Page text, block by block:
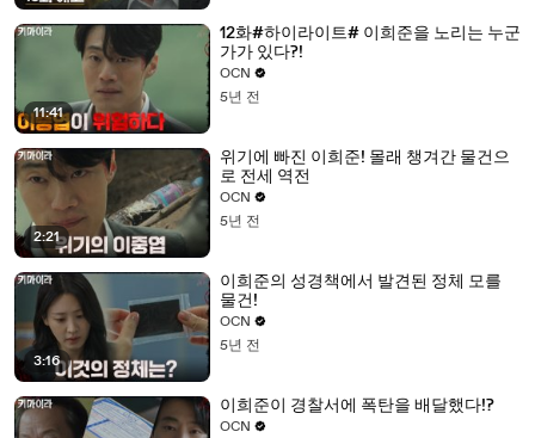
11:41
12화#하이라이트# 이희준을 노리는 누군
가가 있다?!
OCN
5년 전
2:21
위기에 빠진 이희준! 몰래 챙겨간 물건으
로 전세 역전
OCN
5년 전
3:16
이희준의 성경책에서 발견된 정체 모를
물건!
OCN
5년 전
이희준이 경찰서에 폭탄을 배달했다!?
OCN